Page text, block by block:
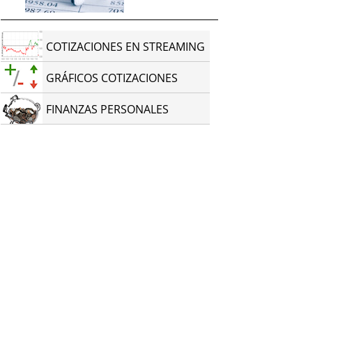
COTIZACIONES EN STREAMING
GRÁFICOS COTIZACIONES
FINANZAS PERSONALES